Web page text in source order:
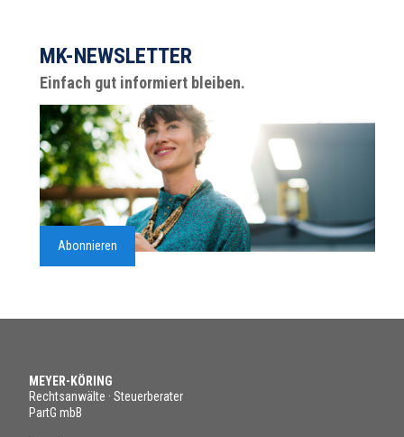
MK-NEWSLETTER
Einfach gut informiert bleiben.
Abonnieren
MEYER-KÖRING
Rechtsanwälte · Steuerberater
PartG mbB